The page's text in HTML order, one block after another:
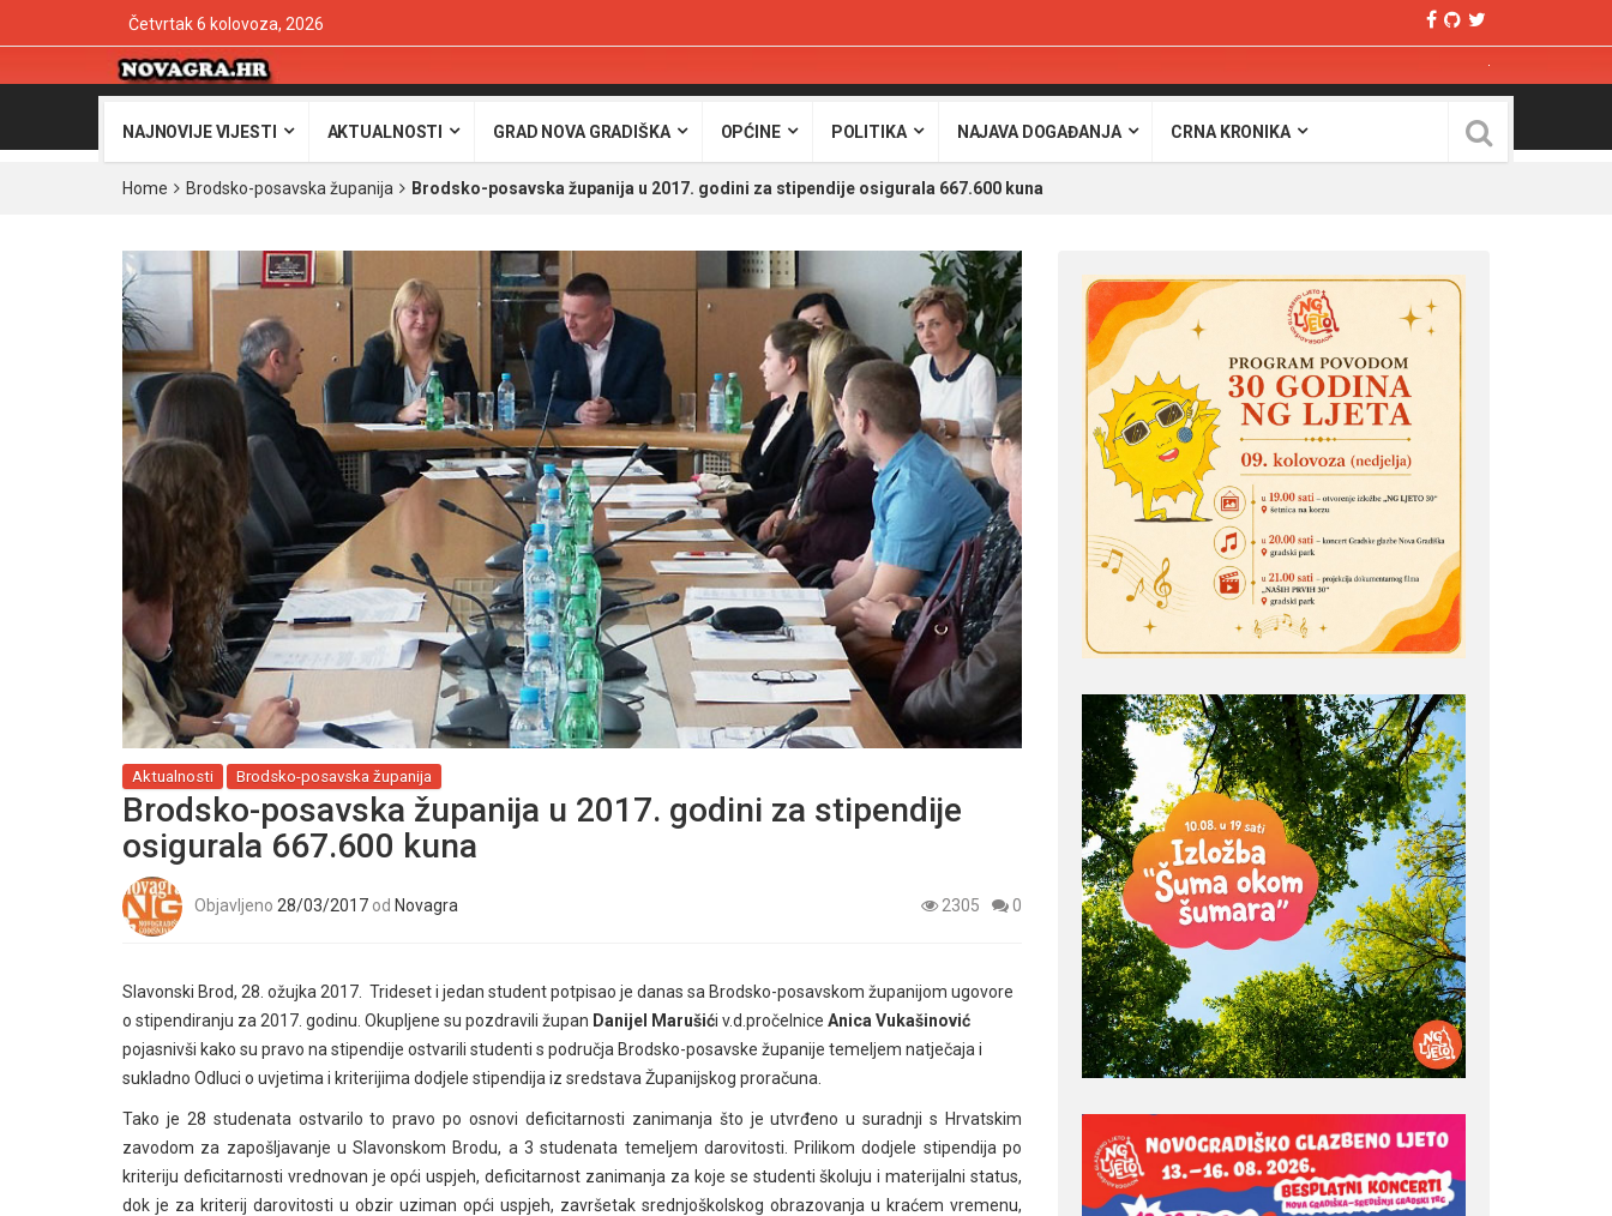
Četvrtak 6 kolovoza, 2026
NAJNOVIJE VIJESTI AKTUALNOSTI GRAD NOVA GRADIŠKA OPĆINE POLITIKA NAJAVA DOGAĐANJA CRNA KRONIKA
Home Brodsko-posavska županija Brodsko-posavska županija u 2017. godini za stipendije osigurala 667.600 kuna
Aktualnosti Brodsko-posavska županija
Brodsko-posavska županija u 2017. godini za stipendije
osigurala 667.600 kuna
Objavljeno 28/03/2017 od Novagra 2305 0
Slavonski Brod, 28. ožujka 2017. Trideset i jedan student potpisao je danas sa Brodsko-posavskom županijom ugovore
o stipendiranju za 2017. godinu. Okupljene su pozdravili župan Danijel Marušići v.d.pročelnice Anica Vukašinović
pojasnivši kako su pravo na stipendije ostvarili studenti s područja Brodsko-posavske županije temeljem natječaja i
sukladno Odluci o uvjetima i kriterijima dodjele stipendija iz sredstava Županijskog proračuna.
Tako je 28 studenata ostvarilo to pravo po osnovi deficitarnosti zanimanja što je utvrđeno u suradnji s Hrvatskim
zavodom za zapošljavanje u Slavonskom Brodu, a 3 studenata temeljem darovitosti. Prilikom dodjele stipendija po
kriteriju deficitarnosti vrednovan je opći uspjeh, deficitarnost zanimanja za koje se studenti školuju i materijalni status,
dok je za kriterij darovitosti u obzir uziman opći uspjeh, završetak srednjoškolskog obrazovanja u kraćem vremenu,